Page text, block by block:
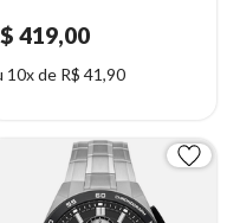
419,00
10x de R$ 41,90